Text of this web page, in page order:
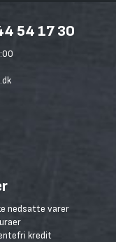
54 17 30
nedsatte varer
kredit